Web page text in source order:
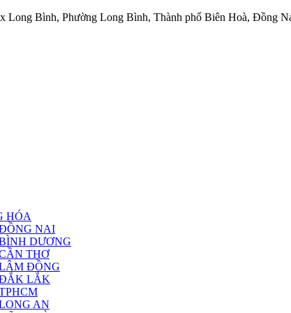
Long Bình, Phường Long Bình, Thành phố Biên Hoà, Đồng
HÓA
NAI
DƯƠNG
THƠ
ĐỒNG
LẮK
AN